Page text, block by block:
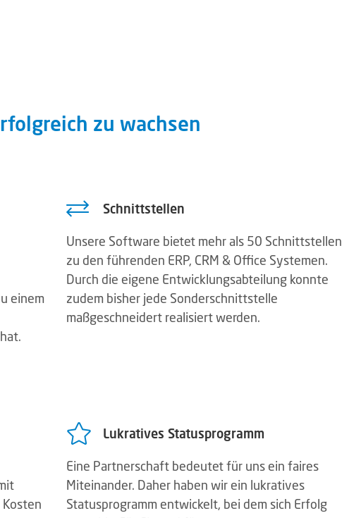
zu wachsen
einem
Schnittstellen
Unsere Software bietet mehr als 50 Schnittstellen
zu den führenden ERP, CRM & Office Systemen.
Durch die eigene Entwicklungsabteilung konnte
zudem bisher jede Sonderschnittstelle
maßgeschneidert realisiert werden.
Lukratives Statusprogramm
Eine Partnerschaft bedeutet für uns ein faires
Miteinander. Daher haben wir ein lukratives
Statusprogramm entwickelt, bei dem sich Erfolg